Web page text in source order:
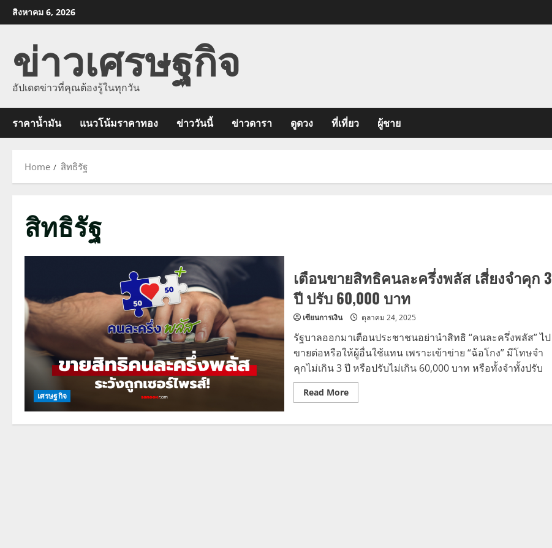
Skip
to
สิงหาคม 6, 2026
ข่าวเศรษฐกิจ
อัปเดตข่าวที่คุณต้องรู้ในทุกวัน
ราคาน้ำมัน แนวโน้มราคาทอง ข่าววันนี้ ข่าวดารา ดูดวง ที่เที่ยว ผู้ชาย
Home สิทธิรัฐ
สิทธิรัฐ
เศรษฐกิจ
เตือนขายสิทธิคนละครึ่งพลัส เสี่ยงจำคุก 3
ปี ปรับ 60,000 บาท
เซียนการเงิน ตุลาคม 24, 2025
รัฐบาลออกมาเตือนประชาชนอย่านำสิทธิ “คนละครึ่งพลัส” ไป
ขายต่อหรือให้ผู้อื่นใช้แทน เพราะเข้าข่าย “ฉ้อโกง” มีโทษจำ
คุกไม่เกิน 3 ปี หรือปรับไม่เกิน 60,000 บาท หรือทั้งจำทั้งปรับ
Read MoreRead
more
ขาย